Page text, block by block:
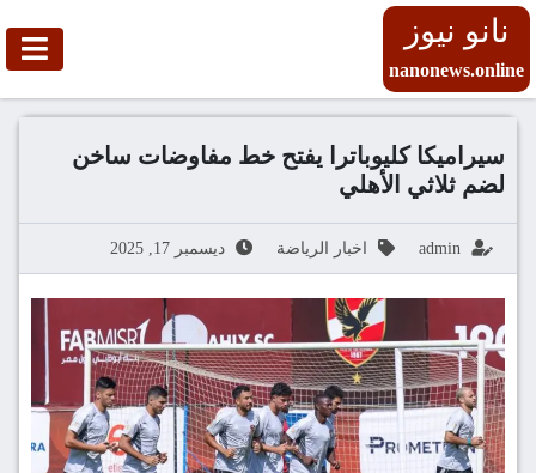
نانو نيوز
nanonews.online
سيراميكا كليوباترا يفتح خط مفاوضات ساخن
لضم ثلاثي الأهلي
admin اخبار الرياضة ديسمبر 17, 2025